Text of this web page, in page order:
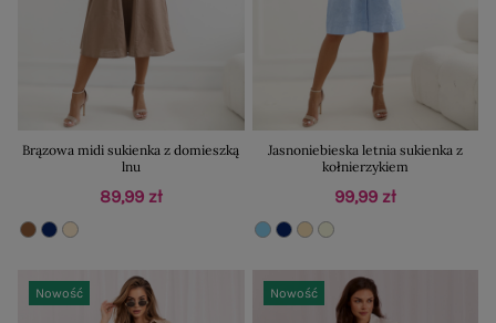
Brązowa midi sukienka z domieszką
lnu
89,99 zł
Jasnoniebieska letnia sukienka z
kołnierzykiem
99,99 zł
Nowość Nowość